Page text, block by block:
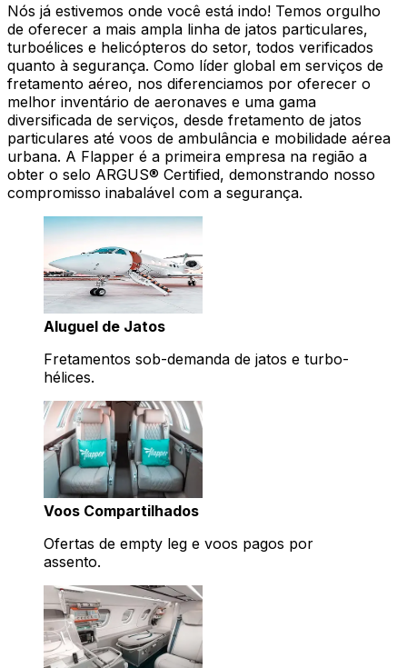
Nós já estivemos onde você está indo! Temos orgulho
de oferecer a mais ampla linha de jatos particulares,
turboélices e helicópteros do setor, todos verificados
quanto à segurança. Como líder global em serviços de
fretamento aéreo, nos diferenciamos por oferecer o
melhor inventário de aeronaves e uma gama
diversificada de serviços, desde fretamento de jatos
particulares até voos de ambulância e mobilidade aérea
urbana. A Flapper é a primeira empresa na região a
obter o selo ARGUS® Certified, demonstrando nosso
compromisso inabalável com a segurança.
Aluguel de Jatos
Fretamentos sob-demanda de jatos e turbo-
hélices.
Voos Compartilhados
Ofertas de empty leg e voos pagos por
assento.